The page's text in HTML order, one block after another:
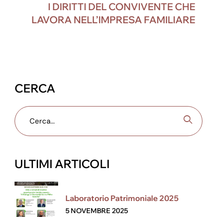
I DIRITTI DEL CONVIVENTE CHE
LAVORA NELL’IMPRESA FAMILIARE
CERCA
ULTIMI ARTICOLI
Laboratorio Patrimoniale 2025
5 NOVEMBRE 2025